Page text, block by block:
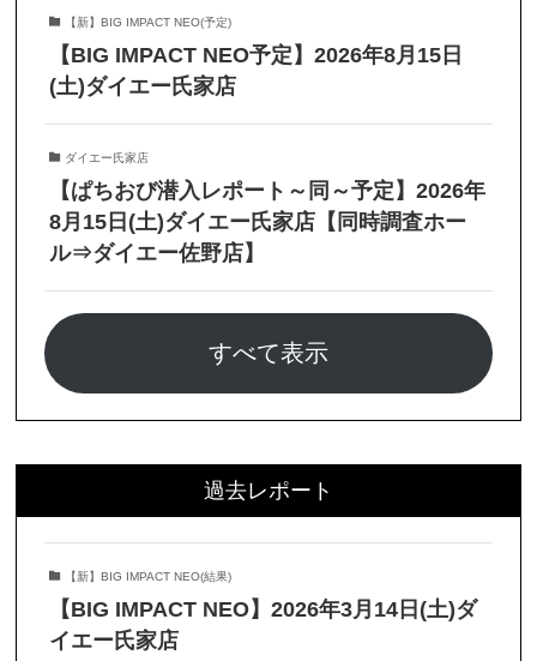
【新】BIG IMPACT NEO(予定)
【BIG IMPACT NEO予定】2026年8月15日
(土)ダイエー氏家店
ダイエー氏家店
【ぱちおび潜入レポート～同～予定】2026年
8月15日(土)ダイエー氏家店【同時調査ホー
ル⇒ダイエー佐野店】
すべて表示
過去レポート
【新】BIG IMPACT NEO(結果)
【BIG IMPACT NEO】2026年3月14日(土)ダ
イエー氏家店